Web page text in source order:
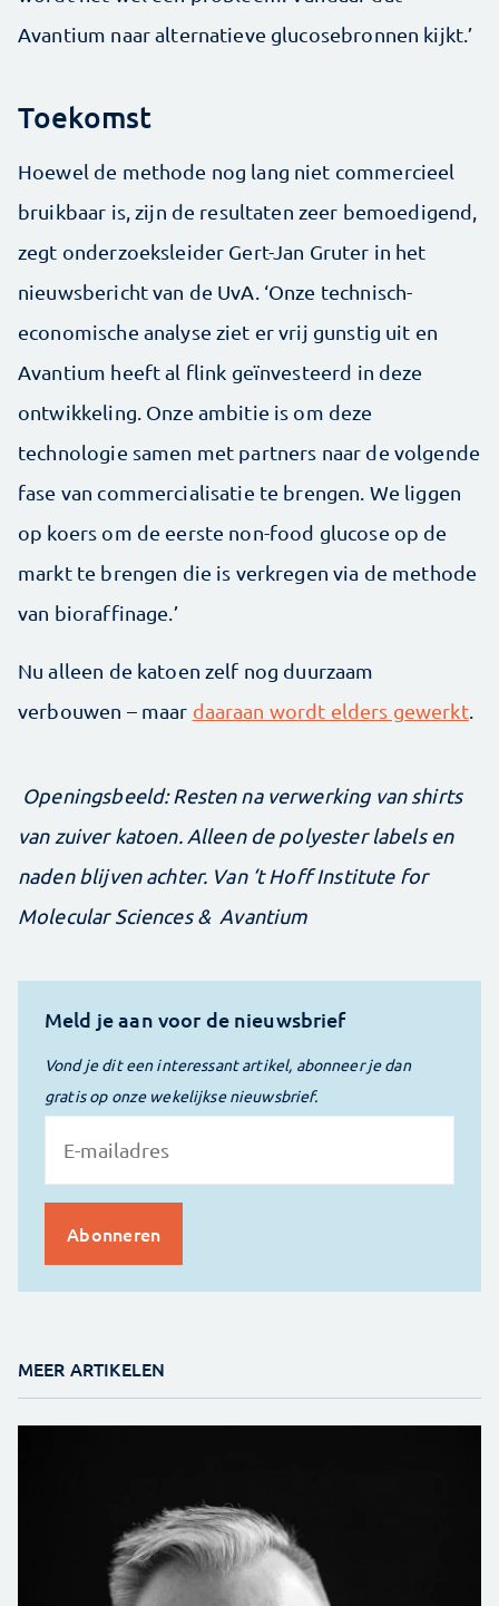
Avantium naar alternatieve glucosebronnen kijkt.’
Toekomst
Hoewel de methode nog lang niet commercieel
bruikbaar is, zijn de resultaten zeer bemoedigend,
zegt onderzoeksleider Gert-Jan Gruter in het
nieuwsbericht van de UvA. ‘Onze technisch-
economische analyse ziet er vrij gunstig uit en
Avantium heeft al flink geïnvesteerd in deze
ontwikkeling. Onze ambitie is om deze
technologie samen met partners naar de volgende
fase van commercialisatie te brengen. We liggen
op koers om de eerste non-food glucose op de
markt te brengen die is verkregen via de methode
van bioraffinage.’
Nu alleen de katoen zelf nog duurzaam
verbouwen – maar daaraan wordt elders gewerkt.
Openingsbeeld: Resten na verwerking van shirts
van zuiver katoen. Alleen de polyester labels en
naden blijven achter. Van ‘t Hoff Institute for
Molecular Sciences & Avantium
Meld je aan voor de nieuwsbrief
Vond je dit een interessant artikel, abonneer je dan
gratis op onze wekelijkse nieuwsbrief.
MEER ARTIKELEN